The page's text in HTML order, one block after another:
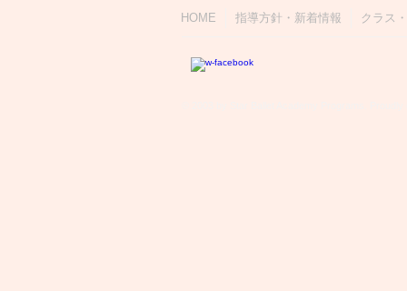
HOME 指導方針・新着情報 クラス